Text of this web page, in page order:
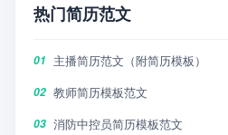
热门简历范文
01 主播简历范文（附简历模板）
02 教师简历模板范文
03 消防中控员简历模板范文